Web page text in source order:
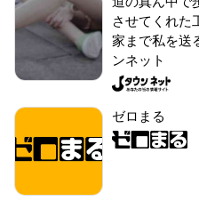
させてくれた
家まで私を送
ンネット
ゼロまる